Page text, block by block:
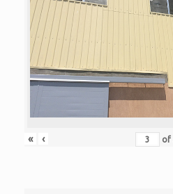
« ‹ of